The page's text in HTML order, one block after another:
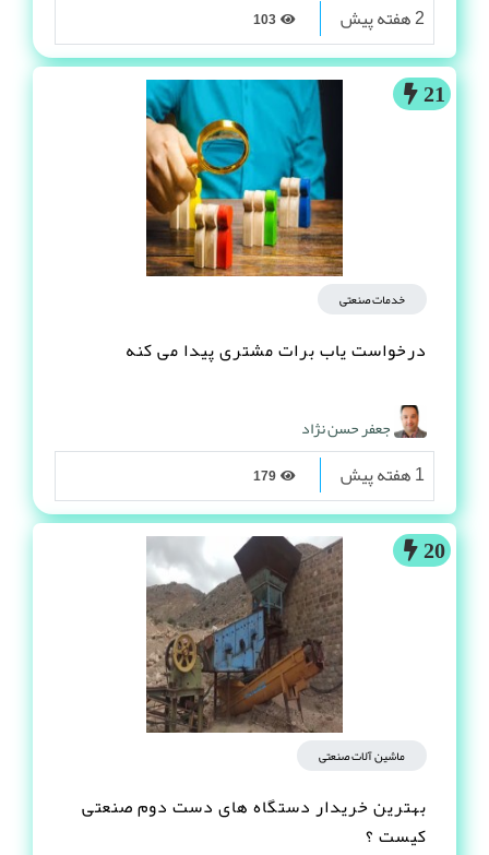
2 هفته پیش
21
خدمات صنعتی
درخواست یاب برات مشتری پیدا می کنه
جعفر حسن نژاد
1 هفته پیش
20
ماشین آلات صنعتی
بهترین خریدار دستگاه های دست دوم صنعتی
کیست ؟